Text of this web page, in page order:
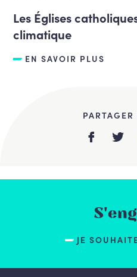
Les Églises
climatique
EN SAVOIR PLUS
JE